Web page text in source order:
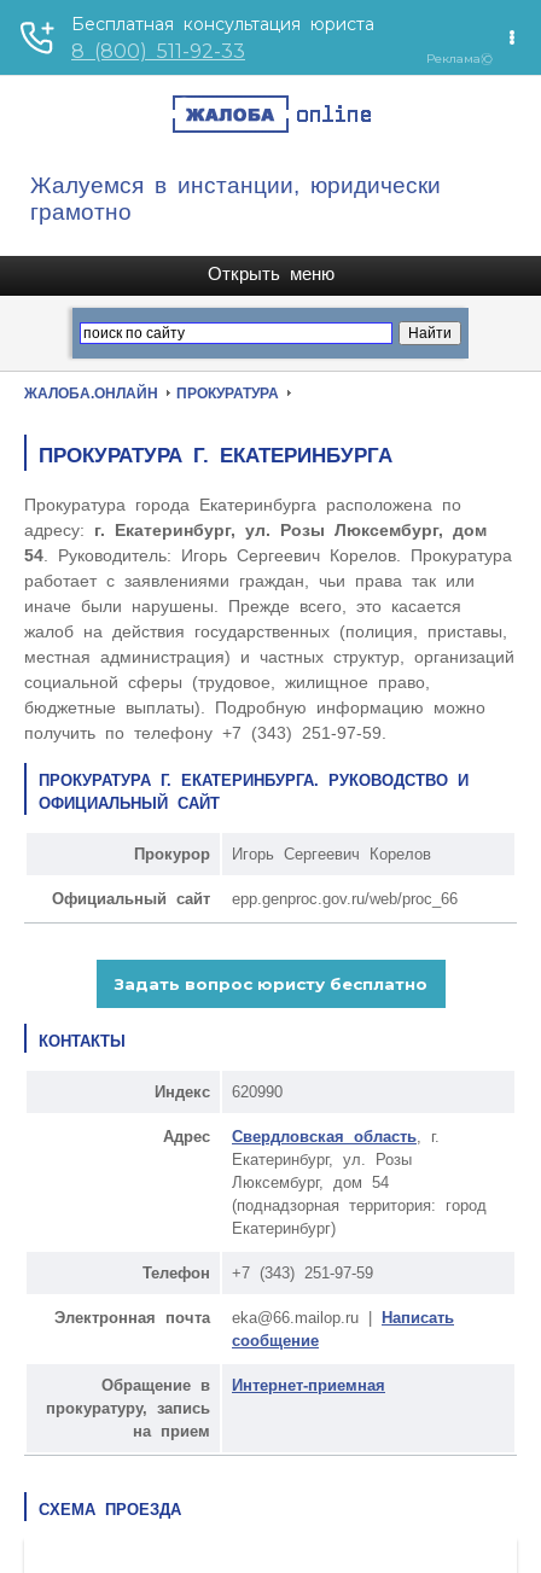
Жалуемся в инстанции, юридически
грамотно
ЖАЛОБА.ОНЛАЙН ПРОКУРАТУРА
ПРОКУРАТУРА Г. ЕКАТЕРИНБУРГА
Прокуратура города Екатеринбурга расположена по
адресу: г. Екатеринбург, ул. Розы Люксембург, дом
54 . Руководитель: Игорь Сергеевич Корелов. Прокуратура
работает с заявлениями граждан, чьи права так или
иначе были нарушены. Прежде всего, это касается
жалоб на действия государственных (полиция, приставы,
местная администрация) и частных структур, организаций
социальной сферы (трудовое, жилищное право,
бюджетные выплаты). Подробную информацию можно
получить по телефону +7 (343) 251-97-59.
ПРОКУРАТУРА Г. ЕКАТЕРИНБУРГА. РУКОВОДСТВО И
ОФИЦИАЛЬНЫЙ САЙТ
Прокурор Игорь Сергеевич Корелов
Официальный сайт epp.genproc.gov.ru/web/proc_66
КОНТАКТЫ
Индекс 620990
Адрес Свердловская область , г.
Екатеринбург, ул. Розы
Люксембург, дом 54
(поднадзорная территория: город
Екатеринбург)
Телефон +7 (343) 251-97-59
Электронная почта eka@66.mailop.ru |
Написать
сообщение
Обращение в
прокуратуру, запись
на прием
Интернет-приемная
СХЕМА ПРОЕЗДА